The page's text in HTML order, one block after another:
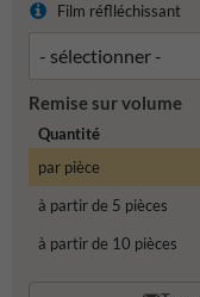
Film réflléchissant
Remise sur volume
Quantité
par pièce
à partir de 5 pièces
à partir de 10 pièces